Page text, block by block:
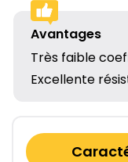
Avantages
Très faible
Excellente